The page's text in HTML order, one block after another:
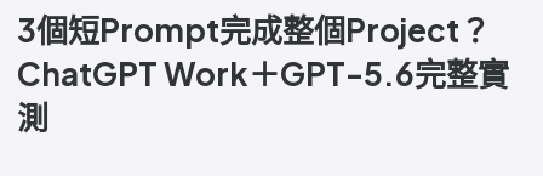
3個短Prompt完成整個Project？
ChatGPT Work＋GPT-5.6完整實
測